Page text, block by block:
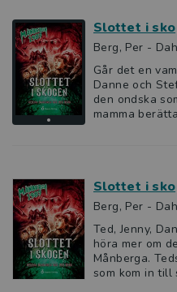
Slottet i
Berg, Per -
Går det en
Danne och
den ondska
mamma
Slottet i
Berg, Per -
Ted, Jenny,
höra mer om
Månberga.
som kom in till